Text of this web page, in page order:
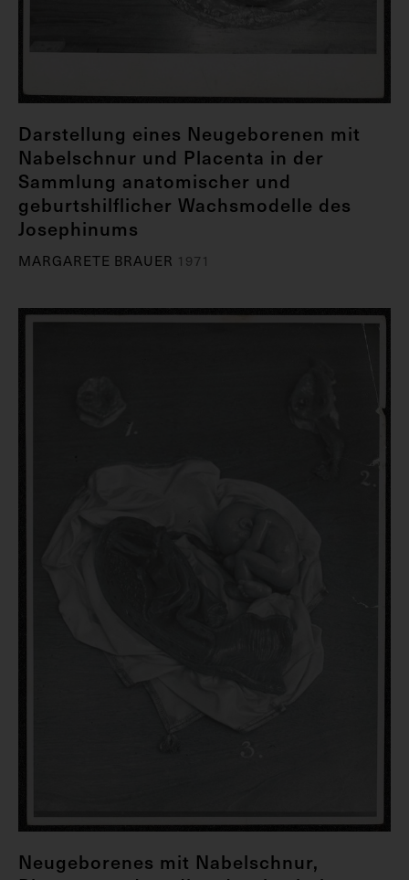
Darstellung eines Neugeborenen mit
Nabelschnur und Placenta in der
Sammlung anatomischer und
geburtshilflicher Wachsmodelle des
Josephinums
MARGARETE BRAUER 1971
Neugeborenes mit Nabelschnur,